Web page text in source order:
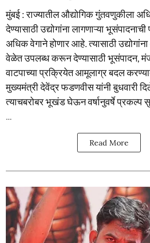
मुंबई : राज्यातील औद्योगिक गुंतवणुकीला
देण्यासाठी उद्योगांना लागणाऱ्या
अधिक वेगाने होणार आहे. त्यासाठी
वेळेत उपलब्ध करून देण्यासाठी भूसंपादन,
वाटपाच्या प्रक्रियेत आमूलाग्र बदल
मुख्यमंत्री देवेंद्र फडणवीस यांनी बुधवारी
त्याचबरोबर भूखंड घेऊन वर्षानुवर्षे प्रकल्प
Read More